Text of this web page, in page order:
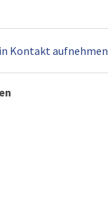
Kontakt aufnehmen